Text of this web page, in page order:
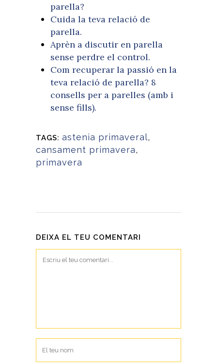
parella?
Cuida la teva relació de
parella.
Aprèn a discutir en parella
sense perdre el control.
Com recuperar la passió en la
teva relació de parella? 8
consells per a parelles (amb i
sense fills).
TAGS: astenia primaveral,
cansament primavera,
primavera
DEIXA EL TEU COMENTARI